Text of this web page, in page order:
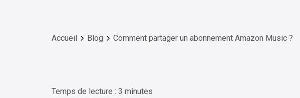
Accueil Blog Comment partager un abonnement Amazon Music ?
Temps de lecture : 3 minutes